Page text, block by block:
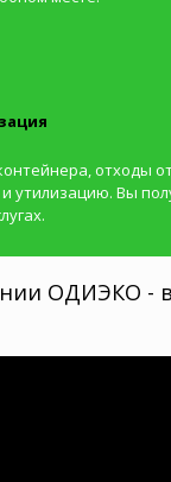
отходы
утилизацию. Вы
ОДИЭКО -